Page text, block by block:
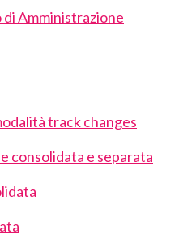
di Amministrazione
track changes
consolidata e separata